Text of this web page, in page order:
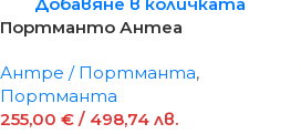
Портманто Антеа
Антре / Портманта,
Портманта
255,00 € / 498,74 лв.